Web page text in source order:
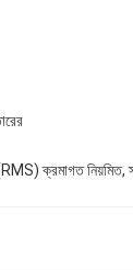
ক্রমাগত নিয়মিত,